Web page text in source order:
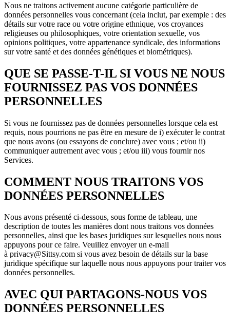
Nous ne traitons activement aucune catégorie particulière de
données personnelles vous concernant (cela inclut, par exemple : des
détails sur votre race ou votre origine ethnique, vos croyances
religieuses ou philosophiques, votre orientation sexuelle, vos
opinions politiques, votre appartenance syndicale, des informations
sur votre santé et des données génétiques et biométriques).
QUE SE PASSE-T-IL SI VOUS NE NOUS
FOURNISSEZ PAS VOS DONNÉES
PERSONNELLES
Si vous ne fournissez pas de données personnelles lorsque cela est
requis, nous pourrions ne pas être en mesure de i) exécuter le contrat
que nous avons (ou essayons de conclure) avec vous ; et/ou ii)
communiquer autrement avec vous ; et/ou iii) vous fournir nos
Services.
COMMENT NOUS TRAITONS VOS
DONNÉES PERSONNELLES
Nous avons présenté ci-dessous, sous forme de tableau, une
description de toutes les manières dont nous traitons vos données
personnelles, ainsi que les bases juridiques sur lesquelles nous nous
appuyons pour ce faire. Veuillez envoyer un e-mail
à privacy@Sittsy.com si vous avez besoin de détails sur la base
juridique spécifique sur laquelle nous nous appuyons pour traiter vos
données personnelles.
AVEC QUI PARTAGONS-NOUS VOS
DONNÉES PERSONNELLES